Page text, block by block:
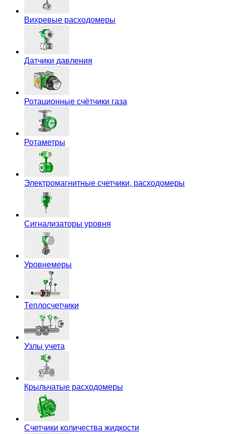
Вихревые расходомеры
Датчики давления
Ротационные счётчики газа
Ротаметры
Электромагнитные счетчики, расходомеры
Сигнализаторы уровня
Уровнемеры
Теплосчетчики
Узлы учета
Крыльчатые расходомеры
Счетчики количества жидкости